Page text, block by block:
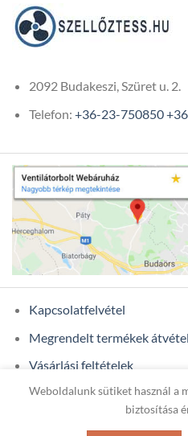
2092 Budakeszi, Szüret u. 2.
Telefon: +36-23-750850
Kapcsolatfelvétel
Megrendelt termékek
Vásárlási feltételek
Ügyfél adatok
Weboldalunk sütiket használ a
biztosítása